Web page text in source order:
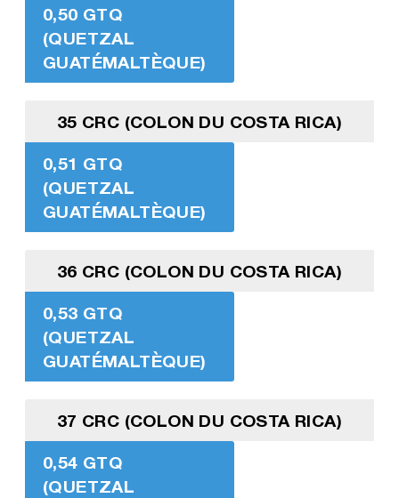
0,50 GTQ
(QUETZAL
GUATÉMALTÈQUE)
35 CRC (COLON DU COSTA RICA)
0,51 GTQ
(QUETZAL
GUATÉMALTÈQUE)
36 CRC (COLON DU COSTA RICA)
0,53 GTQ
(QUETZAL
GUATÉMALTÈQUE)
37 CRC (COLON DU COSTA RICA)
0,54 GTQ
(QUETZAL